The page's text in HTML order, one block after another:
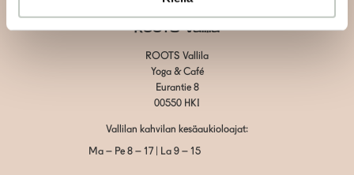
ROOTS Vallila
ROOTS Vallila
Yoga & Café
Eurantie 8
00550 HKI
Vallilan kahvilan kesäaukioloajat:
Ma – Pe 8 – 17 | La 9 – 15